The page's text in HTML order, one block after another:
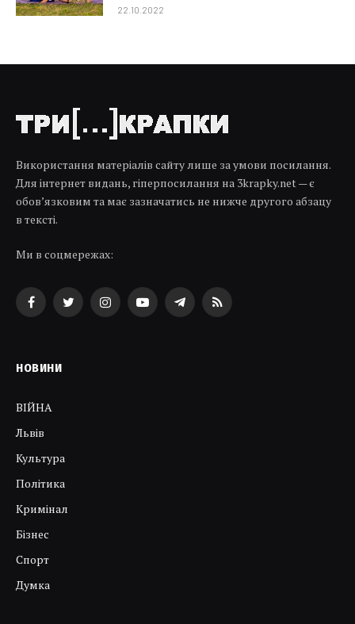
22.10.2022
Використання матеріалів сайту лише за умови посилання.
Для інтернет видань, гіперпосилання на 3krapky.net — є
обов’язковим та має зазначатись не нижче другого абзацу
в тексті.
Ми в соцмережах:
FacebookTwitterInstagramYouTubeTelegramRSS
НОВИНИ
ВІЙНА
Львів
Культура
Політика
Кримінал
Бізнес
Спорт
Думка